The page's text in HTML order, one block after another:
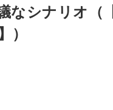
なシナリオ（